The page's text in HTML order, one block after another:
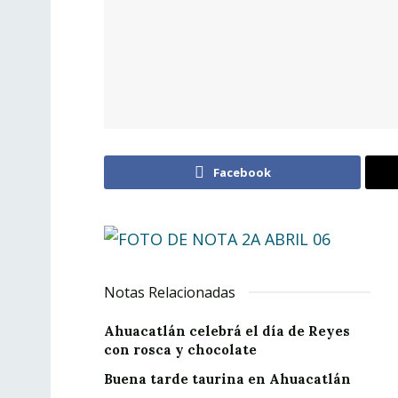
Facebook
Notas Relacionadas
Ahuacatlán celebrá el día de Reyes
con rosca y chocolate
Buena tarde taurina en Ahuacatlán